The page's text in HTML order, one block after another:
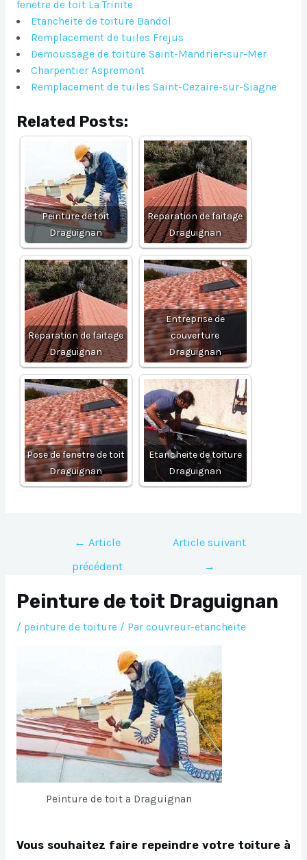
fenetre de toit La Trinite
Etancheite de toiture Bandol
Remplacement de tuiles Frejus
Demoussage de toiture Saint-Mandrier-sur-Mer
Charpentier Aspremont
Remplacement de tuiles Saint-Cezaire-sur-Siagne
Related Posts:
Peinture de toit
Draguignan
Reparation de faitage
Draguignan
Reparation de faitage
Draguignan
Entreprise de
couverture
Draguignan
Pose de fenetre de toit
Draguignan
Etancheite de toiture
Draguignan
Navigation
l’article
← Article
précédent
Article suivant
→
Peinture de toit Draguignan
/ peinture de toiture/ Par couvreur-etancheite
Peinture de toit a Draguignan
Vous souhaitez faire repeindre votre toiture à